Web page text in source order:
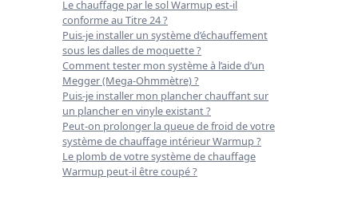
Le chauffage par le sol Warmup est-il
conforme au Titre 24 ?
Puis-je installer un système d’échauffement
sous les dalles de moquette ?
Comment tester mon système à l’aide d’un
Megger (Mega-Ohmmètre) ?
Puis-je installer mon plancher chauffant sur
un plancher en vinyle existant ?
Peut-on prolonger la queue de froid de votre
système de chauffage intérieur Warmup ?
Le plomb de votre système de chauffage
Warmup peut-il être coupé ?